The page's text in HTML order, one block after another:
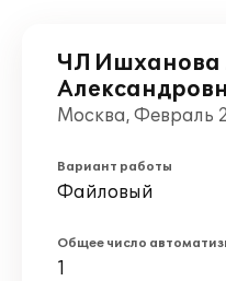
ЧЛ
Москва, Февраль
Вариант работы
Файловый
Общее число
1